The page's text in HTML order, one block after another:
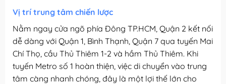
Vị trí trung tâm chiến lược
Nằm ngay cửa ngõ phía Đông TP.HCM, Quận 2 kết nối
dễ dàng với Quận 1, Bình Thạnh, Quận 7 qua tuyến Mai
Chí Thọ, cầu Thủ Thiêm 1-2 và hầm Thủ Thiêm. Khi
tuyến Metro số 1 hoàn thiện, việc di chuyển vào trung
tâm càng nhanh chóng, đây là một lợi thế lớn cho